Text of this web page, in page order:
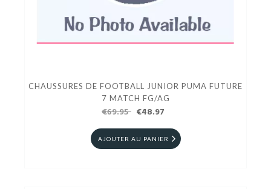
CHAUSSURES DE FOOTBALL JUNIOR PUMA FUTURE
7 MATCH FG/AG
€69.95 €48.97
AJOUTER AU PANIER